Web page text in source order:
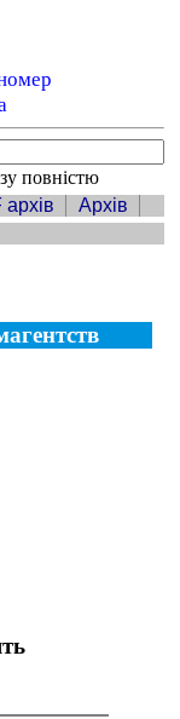
повністю
архів
Архів